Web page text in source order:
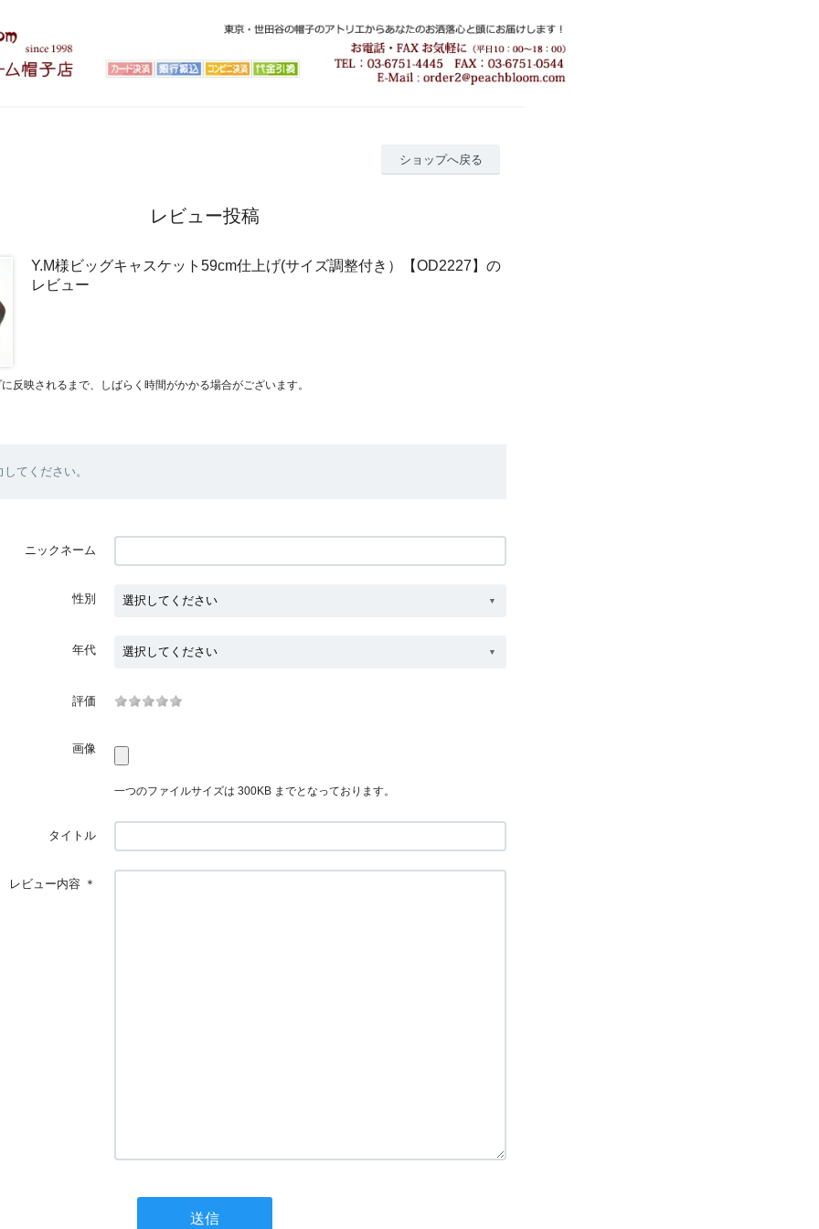
ショップへ戻る
レビュー投稿
Y.M様ビッグキャスケット59cm仕上げ(サイズ調整付き）【OD2227】の
レビュー
反映されるまで、しばらく時間がかかる場合がございます。
てください。
ニックネーム
性別
年代
評価
画像
一つのファイルサイズは 300KB までとなっております。
タイトル
レビュー内容 ＊